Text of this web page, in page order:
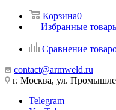
Корзина0
Избранные
Сравнение
contact@armweld.ru
г. Москва, ул.
Telegram